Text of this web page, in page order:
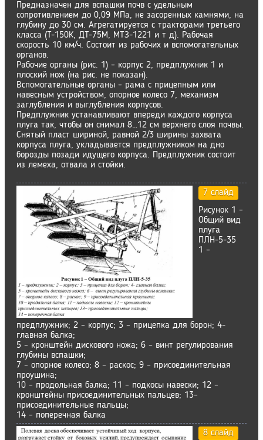
Предназначен для вспашки почв с удельным
сопротивлением до 0,09 МПа, не засоренных камнями, на
глубину до 30 см. Агрегатируется с тракторами третьего
класса (Т-150К, ДТ-75М, МТЗ-1221 и т д). Рабочая
скорость 10 км/ч. Состоит из рабочих и вспомогательных
органов.
Рабочие органы (рис. 1) – корпус 2, предплужник 1 и
плоский нож (на рис. не показан).
Вспомогательные органы – рама с прицепным или
навесным устройством, опорное колесо 7, механизм
заглубления и выглубления корпусов.
Предплужник устанавливают впереди каждого корпуса
плуга так, чтобы он снимал 8…12 см верхнего слоя почвы.
Снятый пласт шириной, равной 2/3 ширины захвата
корпуса плуга, укладывается предплужником на дно
борозды позади идущего корпуса. Предплужник состоит
из лемеха, отвала и стойки.
7 слайд
Рисунок 1 –
Общий вид
плуга
ПЛН-5-35
1 –
предплужник; 2 – корпус; 3 – прицепка для борон; 4-
главная балка;
5 – кронштейн дискового ножа; 6 – винт регулирования
глубины вспашки;
7 – опорное колесо; 8 – раскос; 9 – присоединительная
проушина;
10 – продольная балка; 11 – подкосы навески; 12 –
кронштейны присоединительных пальцев; 13–
присоединительные пальцы;
14 – поперечная балка
8 слайд